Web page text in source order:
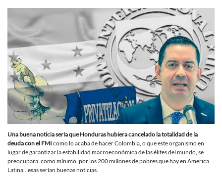
de
las
“buenas”
noticias
del
Ministro
de
Finanzas
con
respecto
al
FMI
Una buena noticia sería que Honduras hubiera cancelado la totalidad de la
deuda con el FMI como lo acaba de hacer Colombia, o que este organismo en
lugar de garantizar la estabilidad macroeconómica de las élites del mundo, se
preocupara, como mínimo, por los 200 millones de pobres que hay en America
Latina…esas serían buenas noticias.